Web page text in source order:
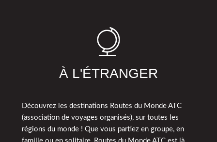
À L'ÉTRANGER
Découvrez les destinations Routes du Monde ATC
(association de voyages organisés), sur toutes les
régions du monde ! Que vous partiez en groupe, en